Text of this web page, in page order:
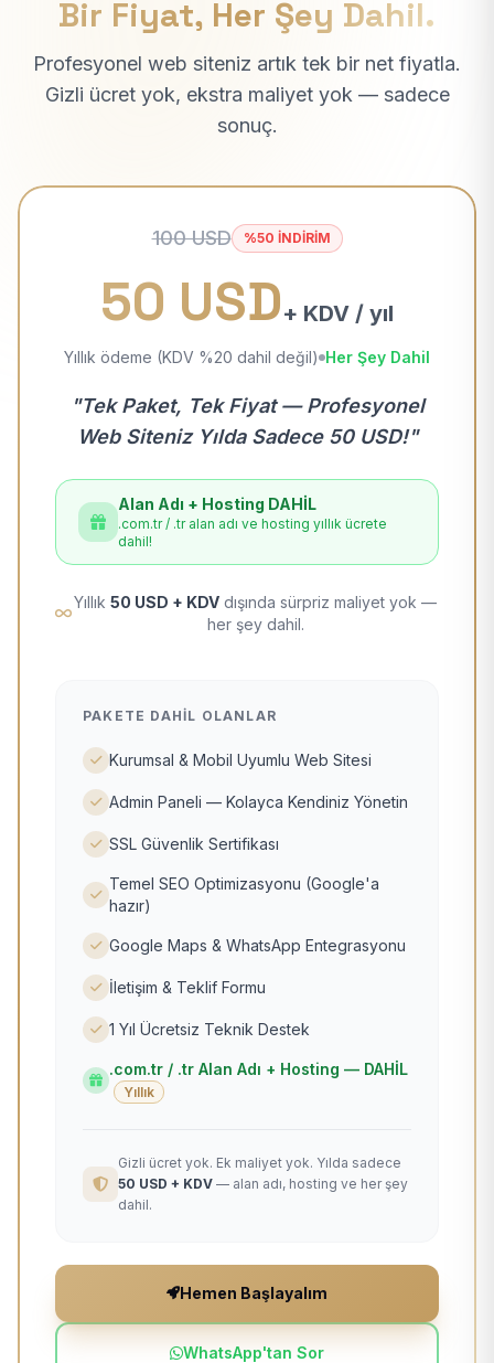
Bir Fiyat, Her Şey Dahil.
Profesyonel web siteniz artık tek bir net fiyatla.
Gizli ücret yok, ekstra maliyet yok — sadece
sonuç.
100 USD %50 İNDİRİM
50 USD+ KDV / yıl
Yıllık ödeme (KDV %20 dahil değil) Her Şey Dahil
"Tek Paket, Tek Fiyat — Profesyonel
Web Siteniz Yılda Sadece 50 USD!"
Alan Adı + Hosting DAHİL
.com.tr / .tr alan adı ve hosting yıllık ücrete
dahil!
Yıllık 50 USD + KDV dışında sürpriz maliyet yok —
her şey dahil.
PAKETE DAHIL OLANLAR
Kurumsal & Mobil Uyumlu Web Sitesi
Admin Paneli — Kolayca Kendiniz Yönetin
SSL Güvenlik Sertifikası
Temel SEO Optimizasyonu (Google'a
hazır)
Google Maps & WhatsApp Entegrasyonu
İletişim & Teklif Formu
1 Yıl Ücretsiz Teknik Destek
.com.tr / .tr Alan Adı + Hosting — DAHİL
Yıllık
Gizli ücret yok. Ek maliyet yok. Yılda sadece
50 USD + KDV — alan adı, hosting ve her şey
dahil.
Hemen Başlayalım
WhatsApp'tan Sor